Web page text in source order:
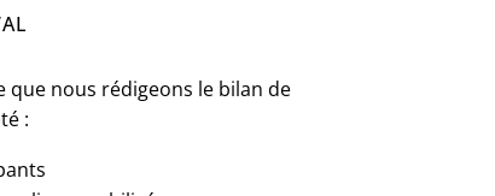
que nous rédigeons le bilan de
: